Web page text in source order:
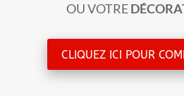
OU VOTRE
CLIQUEZ ICI POUR